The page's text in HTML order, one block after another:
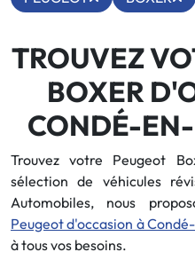
TROUVEZ
BOXER
CONDÉ-
Trouvez votre Peugeot
sélection de véhicules
Automobiles, nous
Peugeot d'occasion à
à tous vos besoins.